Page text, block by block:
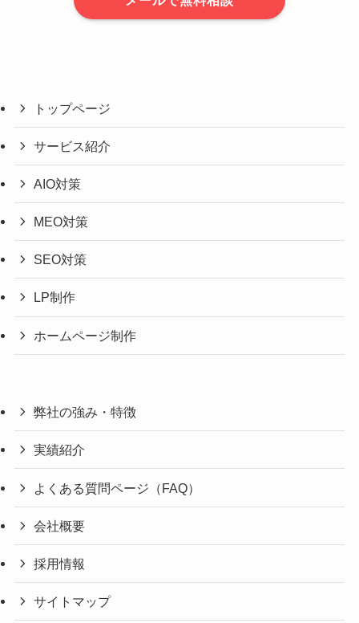
トップページ
サービス紹介
AIO対策
MEO対策
SEO対策
LP制作
ホームページ制作
弊社の強み・特徴
実績紹介
よくある質問ページ（FAQ）
会社概要
採用情報
サイトマップ